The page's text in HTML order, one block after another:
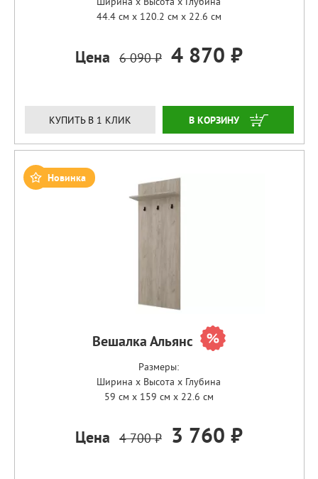
44.4 см x 120.2 см x 22.6 см
Цена 6 090 ₽ 4 870 ₽
КУПИТЬ В 1 КЛИК ЗАКАЗАТЬ
Новинка
Вешалка Альянс
Размеры:
Ширина x Высота x Глубина
59 см x 159 см x 22.6 см
Цена 4 700 ₽ 3 760 ₽